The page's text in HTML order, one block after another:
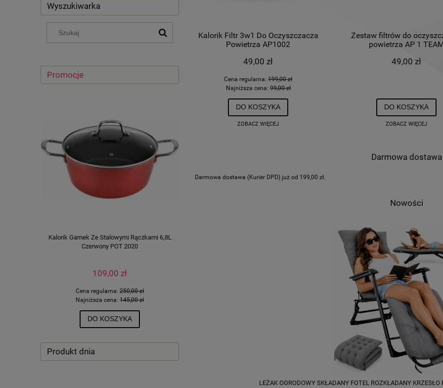
Wyszukiwarka
Promocje
Kalorik Garnek Ze Stalowymi Rączkami 6,8L
Czerwony POT 2020
109,00 zł
Cena regularna: 250,00 zł
Najniższa cena: 145,00 zł
DO KOSZYKA
Kalorik Filtr 3w1 Do Oczyszczacza
AP1002
49,00 zł
Cena regularna:
199,00 zł
Najniższa cena:99,00 zł
DO KOSZYKA
Produkt dnia
Kalorik Filtr 3w1 Do Oczyszczacza
Powietrza AP1002
49,00 zł
Cena regularna: 199,00 zł
Najniższa cena:99,00 zł
DO KOSZYKA
ZOBACZ WIĘCEJ
Zestaw filtrów do
powietrza AP 1
49,00 zł
DO KOSZYKA
ZOBACZ WIĘCEJ
Darmowa dostawa
Darmowa dostawa (Kurier DPD) już od 199,00 zł.
Nowości
LEŻAK OGRODOWY SKŁADANY FOTEL ROZKŁADANY